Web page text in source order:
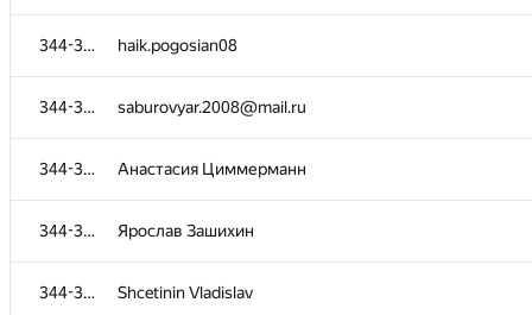
344-375 haik.pogosian08
344-375 saburovyar.2008@mail.ru
344-375 Анастасия Циммерманн
344-375 Ярослав Зашихин
344-375 Shcetinin Vladislav
344-375 haik.pogosian08
344-375 saburovyar.2008@mail.ru
344-375 Анастасия Циммерманн
344-375 Ярослав Зашихин
344-375 Shcetinin Vladislav